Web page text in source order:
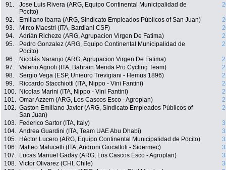
91.
Jose Luis Rivera (ARG, Equipo Continental Municipalidad de
Pocito)
92. Emiliano Ibarra (ARG, Sindicato Empleados Públicos of San Juan)
93.
Mirco Maestri (ITA, Bardiani CSF)
94.
Adrián Richeze (ARG, Agrupacion Virgen De Fatima)
95.
Pedro Gonzalez (ARG, Equipo Continental Municipalidad de
Pocito)
96. Nicolás Naranjo (ARG, Agrupacion Virgen De Fatima)
97.
Valerio Agnoli (ITA, Bahrain Merida Pro Cycling Team)
98.
Sergio Vega (ESP, Unieuro Trevigiani - Hemus 1896)
99.
Riccardo Stacchiotti (ITA, Nippo - Vini Fantini)
100.
Nicolas Marini (ITA, Nippo - Vini Fantini)
101. Omar Azzem (ARG, Los Cascos Esco - Agroplan)
102. Gaston Emiliano Javier (ARG, Sindicato Empleados Públicos of
San Juan)
103. Federico Sartor (ITA, Italy)
104. Andrea Guardini (ITA, Team UAE Abu Dhabi)
105.
Héctor Lucero (ARG, Equipo Continental Municipalidad de Pocito)
106.
Matteo Malucelli (ITA, Androni Giocattoli - Sidermec)
107.
Lucas Manuel Gaday (ARG, Los Cascos Esco - Agroplan)
108. Victor Olivarez (CHI, Chile)